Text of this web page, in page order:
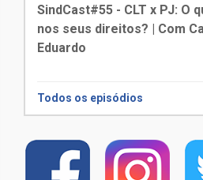
SindCast#55 - CLT x PJ: O
nos seus direitos? | Com
Eduardo
Todos os episódios